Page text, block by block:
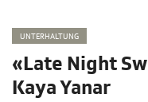
UNTERHALTUNG
«Late Night
Kaya Yanar